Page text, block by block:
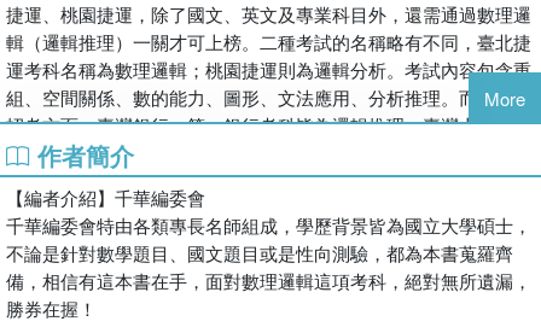
捷運、桃園捷運，除了國文、英文及專業科目外，還需通過數理邏
輯（邏輯推理）一關才可上榜。二種考試的名稱略有不同，臺北捷
運考科名稱為數理邏輯；桃園捷運則為邏輯分析。考試內容包含重
組、空間關係、數的能力、圖形、文法應用、分析推理。而在銀行
招考方面，臺灣銀行、第一銀行考科皆為邏輯推理，臺灣土地銀行
則考邏輯推理能力。由此可知，目前的國民營考試主要著重於數學
邏輯推理能力運用。為了因應不同的考試需求，本書內容蒐羅各式
數理邏輯（邏輯推理）以及性向心理測驗試題並加以詳細解析。以
下為本書特色：完整收錄捷運、銀行、中華郵政等國民營邏輯推理
（數理邏輯），以及模擬試題，使你可多加練習，透過練習，掌握
答題技巧。精闢解析，協助你釐清邏輯推理的思緒，使解題方向更
為清晰，理解答題關鍵。
More
作者簡介
【編者介紹】千華編委會
千華編委會特由各類專長名師組成，學歷背景皆為國立大學碩士，
不論是針對數學題目、國文題目或是性向測驗，都為本書蒐羅齊
備，相信有這本書在手，面對數理邏輯這項考科，絕對無所遺漏，
勝券在握！